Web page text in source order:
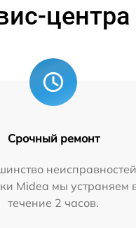
центра
Срочный ремонт
неисправностей
Midea мы устраняем
течение 2 часов.